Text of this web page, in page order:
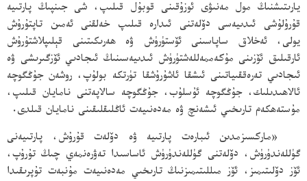
يارىتىشنىڭ مول مەنىۋى ئوزۇقىنى قوبۇل قىلىپ، شى جىنپىڭ پارتىيە
قۇرۇلۇشى ئىدىيەسى دۆلەتنى ئىدارە قىلىپ خەلقنى ئەمىن تاپتۇرۇش
يولى، ئەخلاق ساپاسىنى ئۆستۈرۈش ۋە ھەرىكىتىنى قېلىپلاشتۇرۇش
ئارقىلىق ئۆزىنى مۇكەممەللەشتۈرۈش ئىدىيەسىنىڭ ئىجادىي ئۆزگىرىشى ۋە
ئىجادىي تەرەققىياتىنى ئىشقا ئاشۇرۇشقا تۈرتكە بولۇپ، روشەن جۇڭگوچە
ئالاھىدىلىك، جۇڭگوچە ئۇسلۇب، جۇڭگوچە سالاپەتنى نامايان قىلىپ،
مۇستەھكەم تارىخىي ئىشەنچ ۋە مەدەنىيەت ئاڭلىقلىقىنى نامايان قىلدى.
«ماركسىزمدىن ئىبارەت پارتىيە ۋە دۆلەت قۇرۇش، پارتىيەنى
گۈللەندۈرۈش، دۆلەتنى گۈللەندۈرۈش ئاساسىدا تەۋرەنمەي چىڭ تۇرۇپ،
ئۆز دۆلىتىمىز، ئۆز مىللىتىمىزنىڭ تارىخىي مەدەنىيەت مۇنبەت تۇپرىقىدا